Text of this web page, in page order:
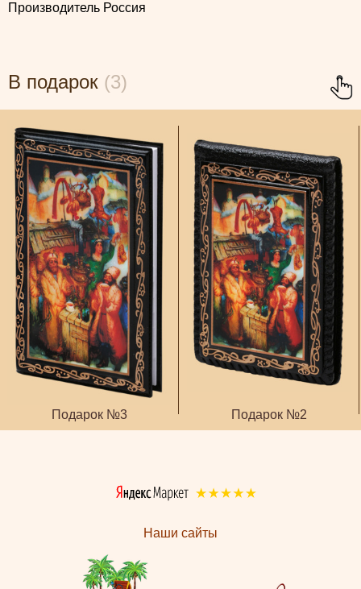
Производитель Россия
В подарок (3)
Подарок №3 Подарок №2
Наши сайты